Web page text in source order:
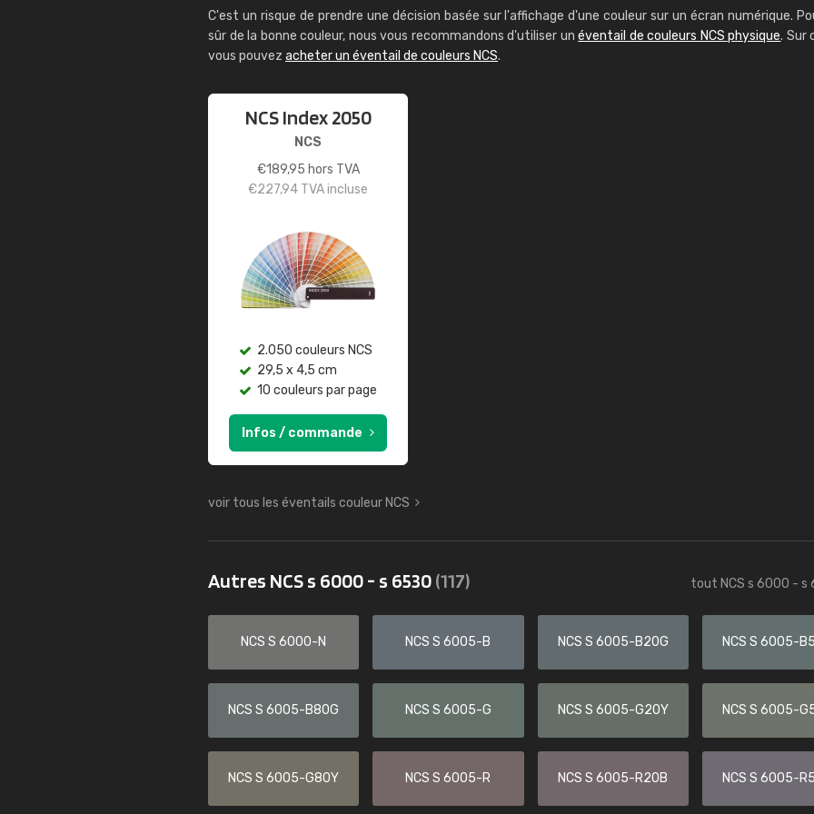
C'est un risque de prendre une décision basée sur l'affichage d'une couleur sur un écran numérique.
sûr de la bonne couleur, nous vous recommandons d'utiliser unéventail de couleurs NCS physique. Sur
vous pouvez acheter un éventail de couleurs NCS.
NCS Index 2050
NCS
€189,95 hors TVA
€227,94 TVA incluse
2.050 couleurs NCS
29,5 x 4,5 cm
10 couleurs par page
Infos / commande
voir tous les éventails couleur NCS
Autres NCS s 6000 - s 6530(117) tout NCS s 6000 - s
NCS S 6000-N NCS S 6005-B NCS S 6005-B20G NCS S 6005-
NCS S 6005-B80G NCS S 6005-G NCS S 6005-G20Y NCS S 6005-
NCS S 6005-G80Y NCS S 6005-R NCS S 6005-R20B NCS S 6005-